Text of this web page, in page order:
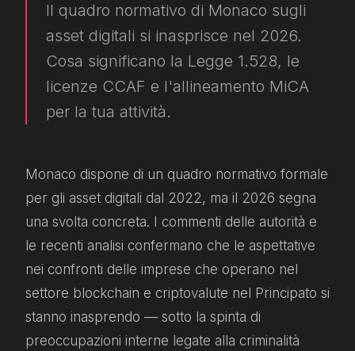
Il quadro normativo di Monaco sugli
asset digitali si inasprisce nel 2026.
Cosa significano la Legge 1.528, le
licenze CCAF e l'allineamento MiCA
per la tua attività.
Monaco dispone di un quadro normativo formale
per gli asset digitali dal 2022, ma il 2026 segna
una svolta concreta. I commenti delle autorità e
le recenti analisi confermano che le aspettative
nei confronti delle imprese che operano nel
settore blockchain e criptovalute nel Principato si
stanno inasprendo — sotto la spinta di
preoccupazioni interne legate alla criminalità